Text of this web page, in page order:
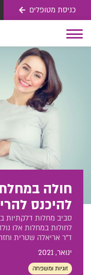
כניסת מטופלים
Toggle
navigation
חולה
להיכנס
סביב מחלות דלקתיות
לחולות במחלות אלו
ד"ר אריאלה שטרית
ינואר, 2021
זוגיות ומשפחה